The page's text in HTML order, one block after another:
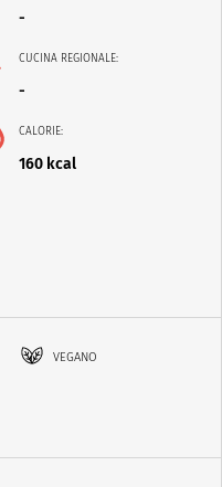
-
CUCINA REGIONALE:
-
CALORIE:
160 kcal
VEGANO